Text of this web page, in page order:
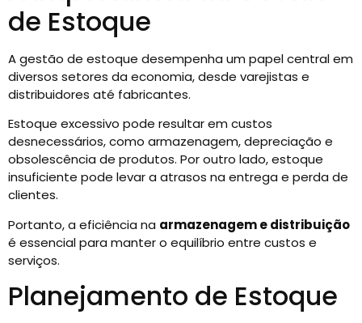
de Estoque
A gestão de estoque desempenha um papel central em
diversos setores da economia, desde varejistas e
distribuidores até fabricantes.
Estoque excessivo pode resultar em custos
desnecessários, como armazenagem, depreciação e
obsolescência de produtos. Por outro lado, estoque
insuficiente pode levar a atrasos na entrega e perda de
clientes.
Portanto, a eficiência na armazenagem e distribuição
é essencial para manter o equilíbrio entre custos e
serviços.
Planejamento de Estoque